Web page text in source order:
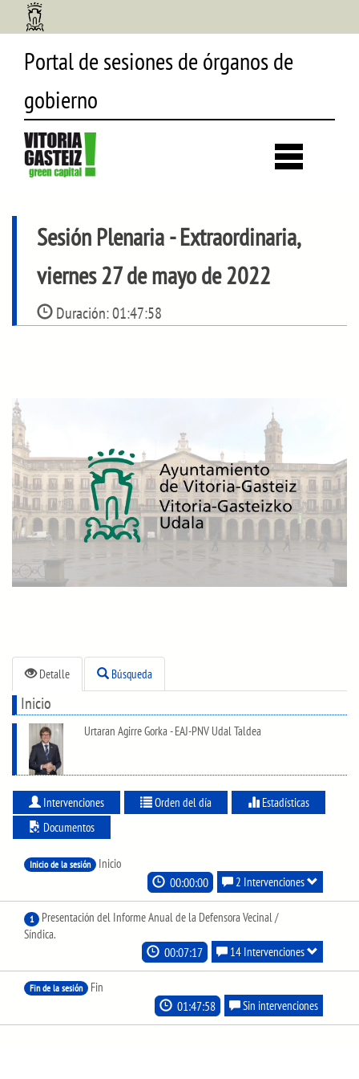
Portal de sesiones de órganos de
gobierno
Sesión Plenaria- Extraordinaria,
viernes 27 de mayo de 2022
Duración:01:47:58
Detalle Búsqueda
Inicio
Urtaran Agirre Gorka - EAJ-PNV Udal Taldea
Intervenciones Orden del día
Estadísticas
Documentos
Inicio de la sesión Inicio
00:00:00 2 Intervenciones
1
Presentación del Informe Anual de la Defensora Vecinal /
Síndica.
00:07:17 14 Intervenciones
Fin de la sesión Fin
01:47:58 Sin intervenciones